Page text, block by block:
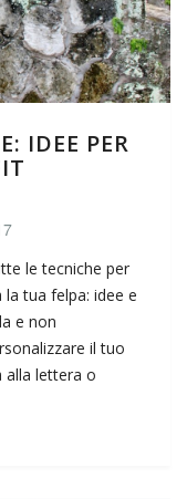
IDEE PER
le tecniche per
tua felpa: idee e
e non
il tuo
alla lettera o